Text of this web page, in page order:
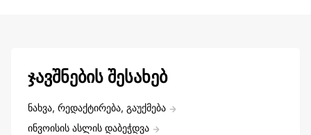
ჯავშნების შესახებ
ნახვა, რედაქტირება, გაუქმება
ინვოისის ასლის დაბეჭდვა